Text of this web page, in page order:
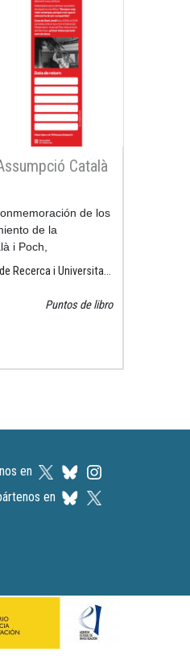
Català
de los
de la
i Poch,
primera mujer
en Matemáticas
Departament de Recerca i Universitats
Puntos de libro
en
en